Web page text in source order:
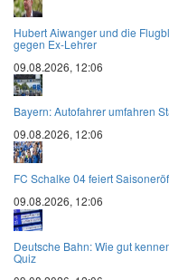
Hubert Aiwanger und die
gegen Ex-Lehrer
09.08.2026, 12:06
Bayern: Autofahrer umfahren
09.08.2026, 12:06
FC Schalke 04 feiert
09.08.2026, 12:06
Deutsche Bahn: Wie gut
Quiz